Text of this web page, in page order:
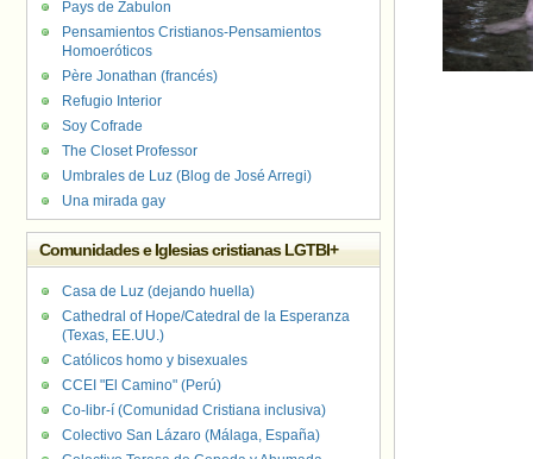
Pays de Zabulon
Pensamientos Cristianos-Pensamientos
Homoeróticos
Père Jonathan (francés)
Refugio Interior
Soy Cofrade
The Closet Professor
Umbrales de Luz (Blog de José Arregi)
Una mirada gay
Comunidades e Iglesias cristianas LGTBI+
Casa de Luz (dejando huella)
Cathedral of Hope/Catedral de la Esperanza
(Texas, EE.UU.)
Católicos homo y bisexuales
CCEI "El Camino" (Perú)
Co-libr-í (Comunidad Cristiana inclusiva)
Colectivo San Lázaro (Málaga, España)